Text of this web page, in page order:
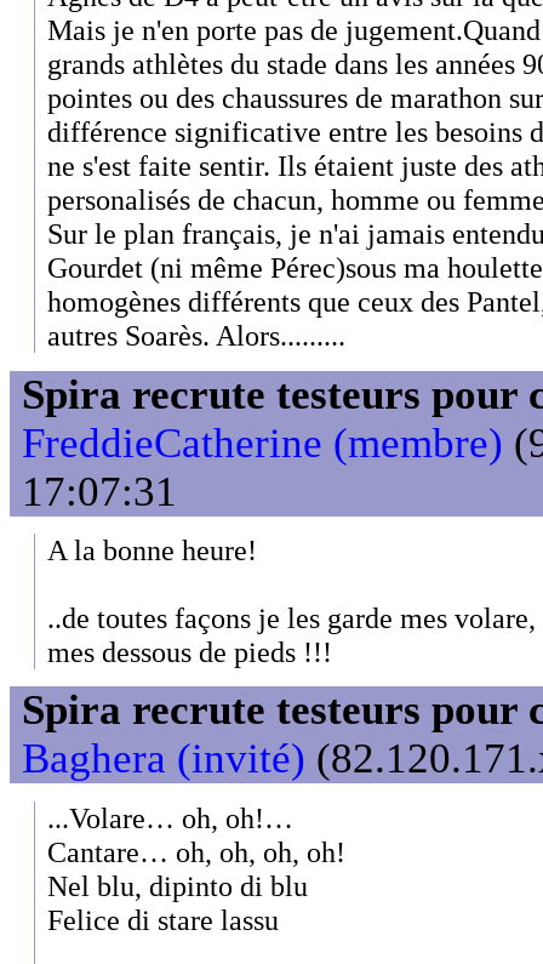
Mais je n'en porte pas de
grands athlètes du stade dans les années
pointes ou des chaussures de marathon
différence significative entre les besoins
ne s'est faite sentir. Ils étaient juste des
personalisés de chacun, homme ou
Sur le plan français, je n'ai jamais
Gourdet (ni même Pérec)sous ma
homogènes différents que ceux des
autres Soarès. Alors.........
Spira recrute testeurs pour
FreddieCatherine (membre)
17:07:31
A la bonne heure!
..de toutes façons je les garde mes
mes dessous de pieds !!!
Spira recrute testeurs pour
Baghera (invité)
...Volare… oh, oh!…
Cantare… oh, oh, oh, oh!
Nel blu, dipinto di blu
Felice di stare lassu